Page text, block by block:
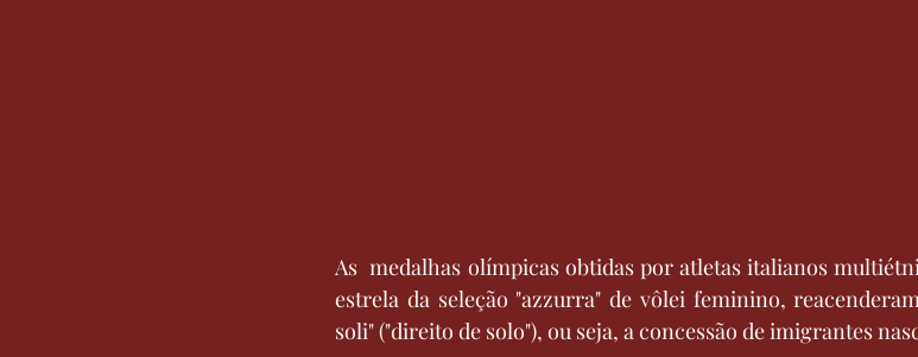
As  medalhas olímpicas obtidas por atletas italianos
estrela da seleção "azzurra" de vôlei feminino,
soli" ("direito de solo"), ou seja, a concessão de imigrantes